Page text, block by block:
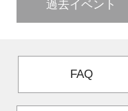
過去イベント
FAQ